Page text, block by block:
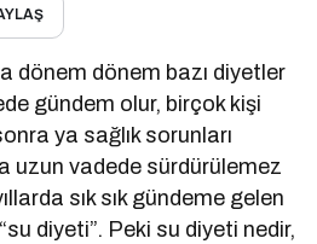
dönem dönem bazı diyetler
gündem olur, birçok kişi
ya sağlık sorunları
uzun vadede sürdürülemez
sık sık gündeme gelen
diyeti”. Peki su diyeti nedir,